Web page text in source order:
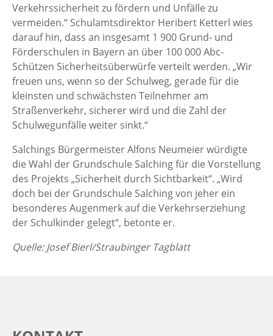
Verkehrssicherheit zu fördern und Unfälle zu
vermeiden.“ Schulamtsdirektor Heribert Ketterl wies
darauf hin, dass an insgesamt 1 900 Grund- und
Förderschulen in Bayern an über 100 000 Abc-
Schützen Sicherheitsüberwürfe verteilt werden. „Wir
freuen uns, wenn so der Schulweg, gerade für die
kleinsten und schwächsten Teilnehmer am
Straßenverkehr, sicherer wird und die Zahl der
Schulwegunfälle weiter sinkt.“
Salchings Bürgermeister Alfons Neumeier würdigte
die Wahl der Grundschule Salching für die Vorstellung
des Projekts „Sicherheit durch Sichtbarkeit“. „Wird
doch bei der Grundschule Salching von jeher ein
besonderes Augenmerk auf die Verkehrserziehung
der Schulkinder gelegt“, betonte er.
Quelle: Josef Bierl/Straubinger Tagblatt